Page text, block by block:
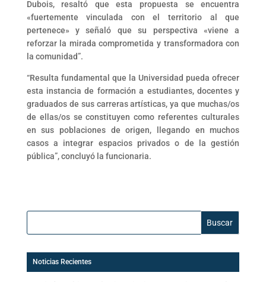
Dubois, resaltó que esta propuesta se encuentra
«fuertemente vinculada con el territorio al que
pertenece» y señaló que su perspectiva «viene a
reforzar la mirada comprometida y transformadora con
la comunidad”.
“Resulta fundamental que la Universidad pueda ofrecer
esta instancia de formación a estudiantes, docentes y
graduados de sus carreras artísticas, ya que muchas/os
de ellas/os se constituyen como referentes culturales
en sus poblaciones de origen, llegando en muchos
casos a integrar espacios privados o de la gestión
pública”, concluyó la funcionaria.
Buscar:
Noticias Recientes